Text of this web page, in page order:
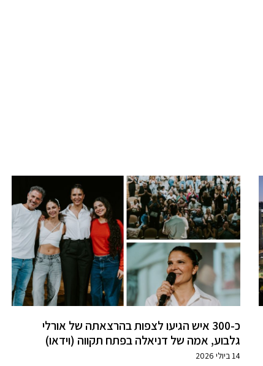
כ-300 איש הגיעו לצפות בהרצאתה של אורלי
גלבוע, אמה של דניאלה בפתח תקווה (וידאו)
14 ביולי 2026